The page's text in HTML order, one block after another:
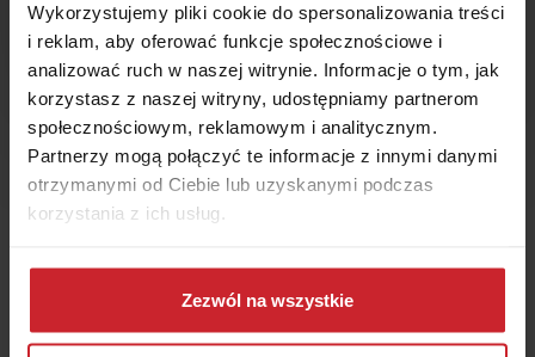
Wykorzystujemy pliki cookie do spersonalizowania treści
i reklam, aby oferować funkcje społecznościowe i
analizować ruch w naszej witrynie. Informacje o tym, jak
korzystasz z naszej witryny, udostępniamy partnerom
społecznościowym, reklamowym i analitycznym.
Partnerzy mogą połączyć te informacje z innymi danymi
otrzymanymi od Ciebie lub uzyskanymi podczas
korzystania z ich usług.
Dowiedz się więcej na temat tego, kim jesteśmy, jak
można się z nami skontaktować i w jaki sposób
przetwarzamy dane osobowe w ramachPolityki
Zezwól na wszystkie
3 Zaoszczędź nawet 50%
Oblicz składkę